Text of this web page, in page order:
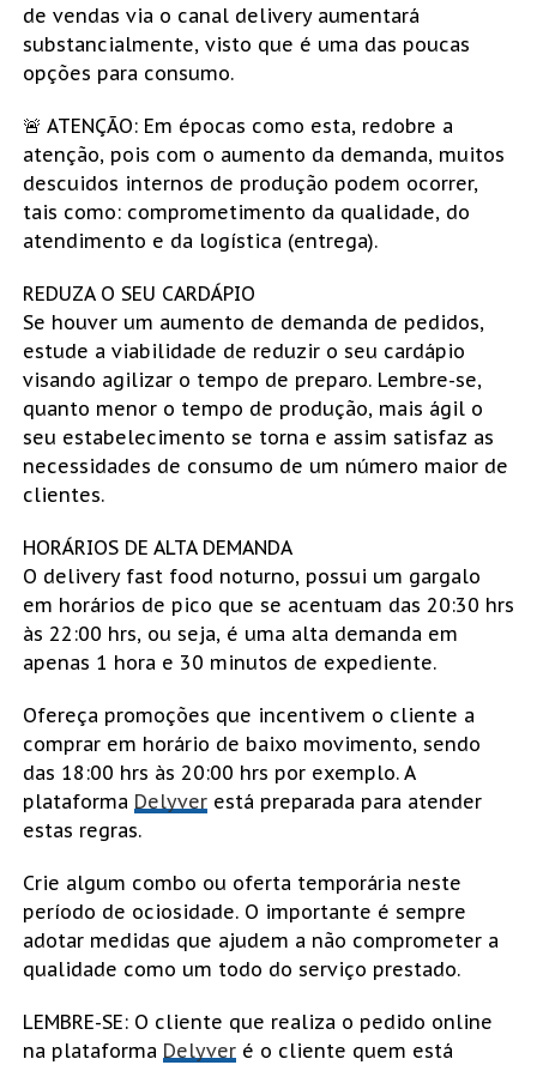
de vendas via o canal delivery aumentará
substancialmente, visto que é uma das poucas
opções para consumo.
🚨 ATENÇÃO: Em épocas como esta, redobre a
atenção, pois com o aumento da demanda, muitos
descuidos internos de produção podem ocorrer,
tais como: comprometimento da qualidade, do
atendimento e da logística (entrega).
REDUZA O SEU CARDÁPIO
Se houver um aumento de demanda de pedidos,
estude a viabilidade de reduzir o seu cardápio
visando agilizar o tempo de preparo. Lembre-se,
quanto menor o tempo de produção, mais ágil o
seu estabelecimento se torna e assim satisfaz as
necessidades de consumo de um número maior de
clientes.
HORÁRIOS DE ALTA DEMANDA
O delivery fast food noturno, possui um gargalo
em horários de pico que se acentuam das 20:30 hrs
às 22:00 hrs, ou seja, é uma alta demanda em
apenas 1 hora e 30 minutos de expediente.
Ofereça promoções que incentivem o cliente a
comprar em horário de baixo movimento, sendo
das 18:00 hrs às 20:00 hrs por exemplo. A
plataforma Delyverestá preparada para atender
estas regras.
Crie algum combo ou oferta temporária neste
período de ociosidade. O importante é sempre
adotar medidas que ajudem a não comprometer a
qualidade como um todo do serviço prestado.
LEMBRE-SE: O cliente que realiza o pedido online
na plataforma Delyveré o cliente quem está